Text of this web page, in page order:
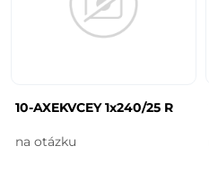
10-AXEKVCEY 1x240/25 R
na otázku